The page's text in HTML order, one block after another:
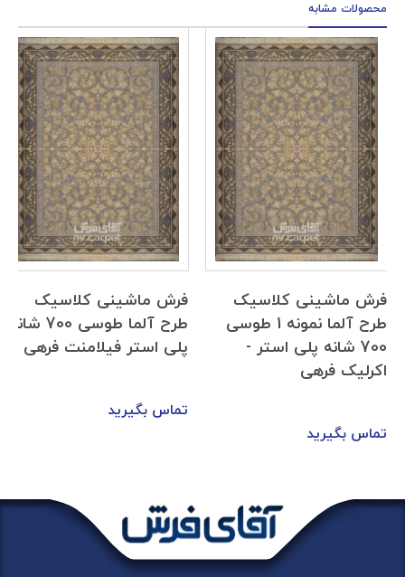
محصولات مشابه
فرش ماشینی کلاسیک
طرح آلما نمونه 1 طوسی
700 شانه پلی استر -
اکرلیک فرهی
تماس بگیرید
فرش ماشینی کلاسیک
طرح آلما طوسی 700 شانه
پلی استر فیلامنت فرهی
تماس بگیرید